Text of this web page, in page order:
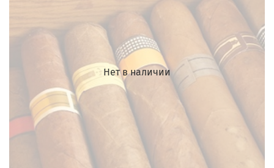
Нет в наличии